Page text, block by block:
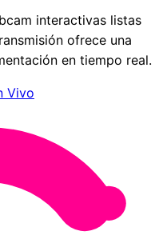
interactivas listas
ofrece una
en tiempo real.
Vivo